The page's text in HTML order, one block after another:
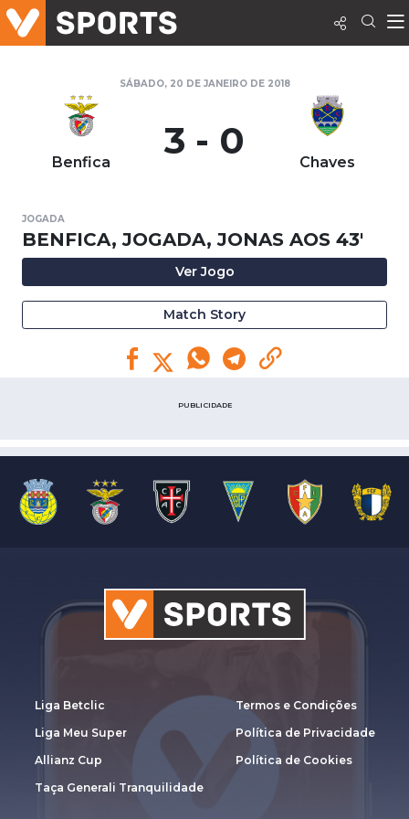
SÁBADO, 20 DE JANEIRO DE 2018
Benfica 3 - 0 Chaves
JOGADA
BENFICA, JOGADA, JONAS AOS 43'
Ver Jogo
Match Story
PUBLICIDADE
Liga Betclic
Liga Meu Super
Allianz Cup
Taça Generali Tranquilidade
Termos e Condições
Política de Privacidade
Política de Cookies